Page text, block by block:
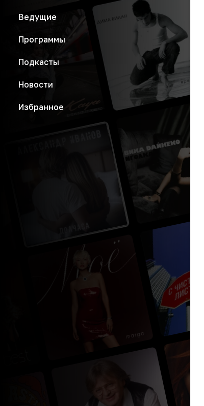
Ведущие
Программы
Подкасты
Новости
Избранное